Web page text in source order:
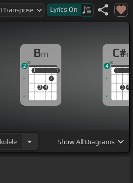
Lyrics On
Bm
1
3 4
2
1
1 1
2
C#
1
3 4
1
4
ShowAll Diagrams